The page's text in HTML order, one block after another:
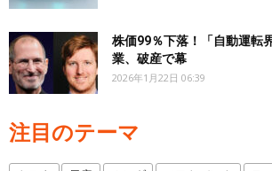
株価99％下落！「自動運転
業、破産で幕
2026年1月22日 06:39
注目のテーマ